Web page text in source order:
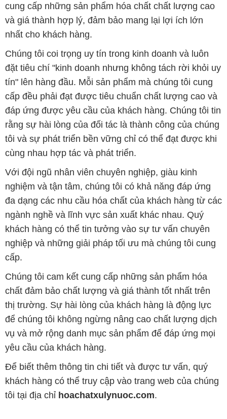
cung cấp những sản phẩm hóa chất chất lượng cao
và giá thành hợp lý, đảm bảo mang lại lợi ích lớn
nhất cho khách hàng.
Chúng tôi coi trọng uy tín trong kinh doanh và luôn
đặt tiêu chí "kinh doanh nhưng không tách rời khỏi uy
tín" lên hàng đầu. Mỗi sản phẩm mà chúng tôi cung
cấp đều phải đạt được tiêu chuẩn chất lượng cao và
đáp ứng được yêu cầu của khách hàng. Chúng tôi tin
rằng sự hài lòng của đối tác là thành công của chúng
tôi và sự phát triển bền vững chỉ có thể đạt được khi
cùng nhau hợp tác và phát triển.
Với đội ngũ nhân viên chuyên nghiệp, giàu kinh
nghiệm và tận tâm, chúng tôi có khả năng đáp ứng
đa dạng các nhu cầu hóa chất của khách hàng từ các
ngành nghề và lĩnh vực sản xuất khác nhau. Quý
khách hàng có thể tin tưởng vào sự tư vấn chuyên
nghiệp và những giải pháp tối ưu mà chúng tôi cung
cấp.
Chúng tôi cam kết cung cấp những sản phẩm hóa
chất đảm bảo chất lượng và giá thành tốt nhất trên
thị trường. Sự hài lòng của khách hàng là động lực
để chúng tôi không ngừng nâng cao chất lượng dịch
vụ và mở rộng danh mục sản phẩm để đáp ứng mọi
yêu cầu của khách hàng.
Để biết thêm thông tin chi tiết và được tư vấn, quý
khách hàng có thể truy cập vào trang web của chúng
tôi tại địa chỉ hoachatxulynuoc.com.